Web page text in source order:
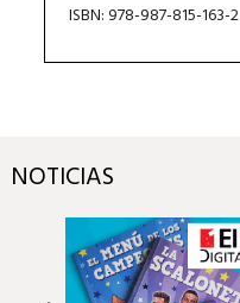
ISBN: 978-987-815-163-2
NOTICIAS